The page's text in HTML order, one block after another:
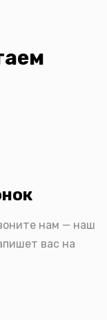
нам — наш
вас на